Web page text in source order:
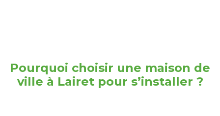
Pourquoi choisir une maison de
ville à Lairet pour s’installer ?